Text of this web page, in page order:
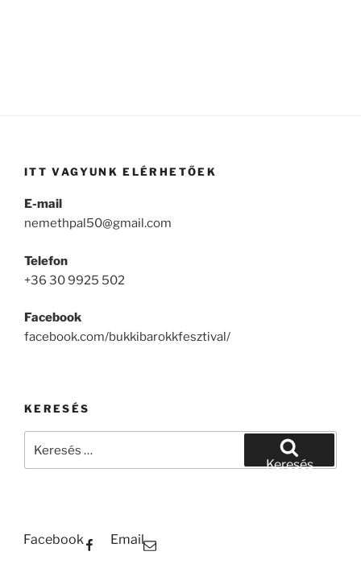
ITT VAGYUNK ELÉRHETŐEK
E-mail
nemethpal50@gmail.com
Telefon
+36 30 9925 502
Facebook
facebook.com/bukkibarokkfesztival/
KERESÉS
Keresés
Facebook Email